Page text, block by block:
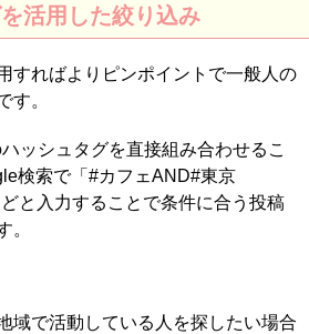
活用した絞り込み
すればよりピンポイントで一般人の
す。
ッシュタグを直接組み合わせるこ
検索で「#カフェAND#東京
と入力することで条件に合う投稿
。
域で活動している人を探したい場合